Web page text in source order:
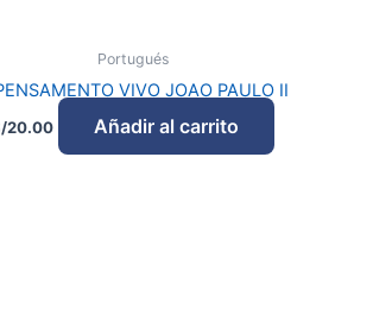
Portugués
VIVO JOAO PAULO II
20.00 Añadir al carrito